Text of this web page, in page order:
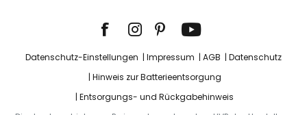
Datenschutz-Einstellungen Impressum AGB
Datenschutz
Hinweis zur Batterieentsorgung
Entsorgungs- und Rückgabehinweis